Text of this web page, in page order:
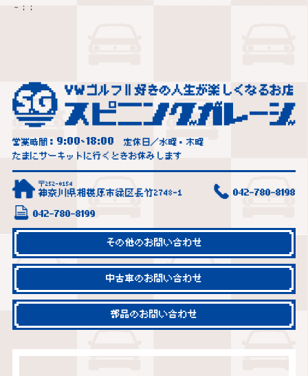
－；；
営業時間： 9:00~18:00
定休日／水曜・木曜
たまにサーキットに行くときお休みします
〒252-0154
神奈川県相模原市緑区長竹2748-1 042-780-8198
042-780-8199
その他のお問い合わせ
中古車のお問い合わせ
部品のお問い合わせ